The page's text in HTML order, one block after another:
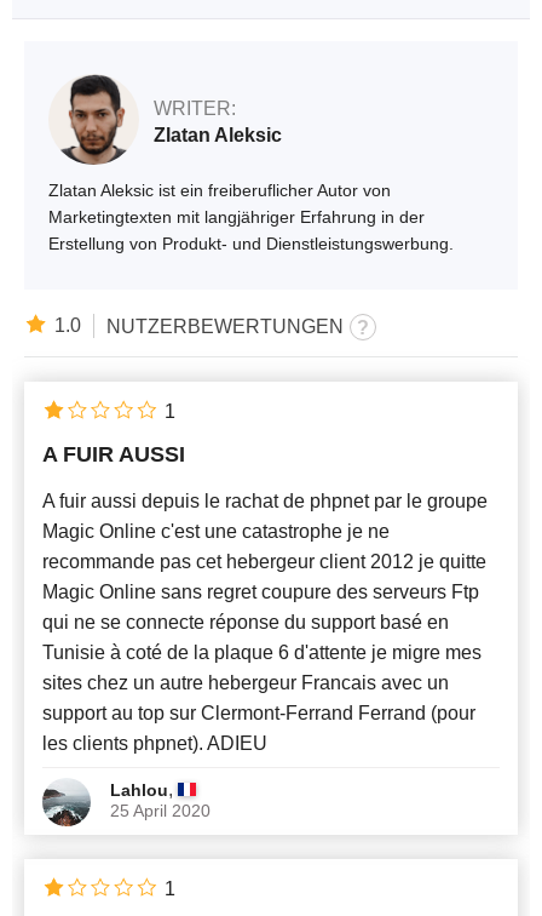
WRITER:
Zlatan Aleksic
Zlatan Aleksic ist ein freiberuflicher Autor von
Marketingtexten mit langjähriger Erfahrung in der
Erstellung von Produkt- und Dienstleistungswerbung.
1.0 NUTZERBEWERTUNGEN
A FUIR AUSSI
A fuir aussi depuis le rachat de phpnet par le groupe
Magic Online c'est une catastrophe je ne
recommande pas cet hebergeur client 2012 je quitte
Magic Online sans regret coupure des serveurs Ftp
qui ne se connecte réponse du support basé en
Tunisie à coté de la plaque 6 d'attente je migre mes
sites chez un autre hebergeur Francais avec un
support au top sur Clermont-Ferrand Ferrand (pour
les clients phpnet). ADIEU
Lahlou,
25 April 2020
1
1